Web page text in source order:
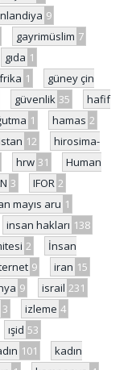
9
gayrimüslim 7
gıda 1
1
güney çin
güvenlik 35
hafif
1 hamas 2
12
hirosima-
hrw 31
Human
3 IFOR 2
mayıs aru 1
insan hakları 138
2
İnsan
9 iran 15
9 israil 231
3 izleme 4
ışid 53
101
kadın